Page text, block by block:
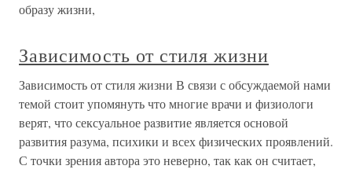
образу жизни,
Зависимость от стиля жизни
Зависимость от стиля жизни В связи с обсуждаемой нами
темой стоит упомянуть что многие врачи и физиологи
верят, что сексуальное paзвитие является основой
развития разума, психики и всех физических проявлений.
С точки зрения автора это неверно, так как он считает,